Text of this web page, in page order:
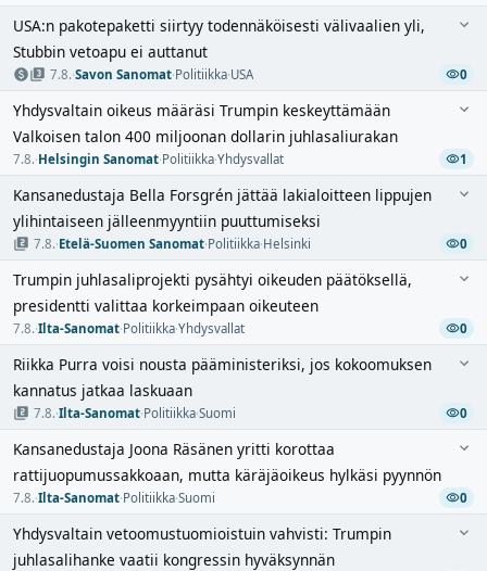
USA:n pakotepaketti siirtyy todennäköisesti välivaalien yli,
Stubbin vetoapu ei auttanut
7.8.·Savon Sanomat·Politiikka·USA 0
Yhdysvaltain oikeus määräsi Trumpin keskeyttämään
Valkoisen talon 400 miljoonan dollarin juhlasaliurakan
7.8.·Helsingin Sanomat·Politiikka·Yhdysvallat 1
Kansanedustaja Bella Forsgrén jättää lakialoitteen lippujen
ylihintaiseen jälleenmyyntiin puuttumiseksi
7.8.·Etelä-Suomen Sanomat·Politiikka·Helsinki 0
Trumpin juhlasaliprojekti pysähtyi oikeuden päätöksellä,
presidentti valittaa korkeimpaan oikeuteen
7.8.·Ilta-Sanomat·Politiikka·Yhdysvallat 0
Riikka Purra voisi nousta pääministeriksi, jos kokoomuksen
kannatus jatkaa laskuaan
7.8.·Ilta-Sanomat·Politiikka·Suomi 0
Kansanedustaja Joona Räsänen yritti korottaa
rattijuopumussakkoaan, mutta käräjäoikeus hylkäsi pyynnön
7.8.·Ilta-Sanomat·Politiikka·Suomi 0
Yhdysvaltain vetoomustuomioistuin vahvisti: Trumpin
juhlasalihanke vaatii kongressin hyväksynnän